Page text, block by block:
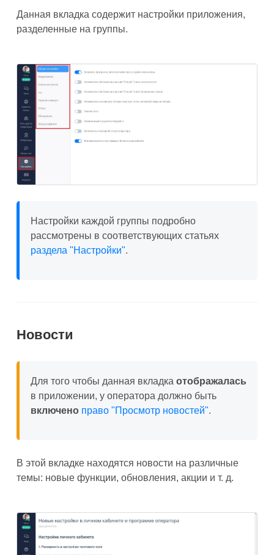
Данная вкладка содержит настройки приложения,
разделенные на группы.
Настройки каждой группы подробно
рассмотрены в соответствующих статьях
раздела "Настройки".
Новости
Для того чтобы данная вкладка отображалась
в приложении, у оператора должно быть
включено право "Просмотр новостей".
В этой вкладке находятся новости на различные
темы: новые функции, обновления, акции и т. д.